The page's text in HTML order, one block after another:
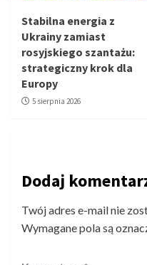
Stabilna energia z
Ukrainy zamiast
rosyjskiego szantażu:
strategiczny krok dla
Europy
5 sierpnia 2026
Dodaj
Twój adres e-mail nie
Wymagane pola są